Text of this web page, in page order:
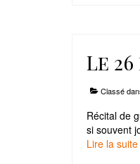
Le
Classé
Récital de
si souvent
Lire la suite­­